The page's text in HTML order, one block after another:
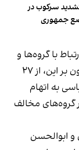
سرکوب در
جمهوری
با گروه‌ها و
رسانه‌های خارج از ایران شدت گرفته است. افزون بر این، از ۲۷
به اتهام
یا عضویت در گروه‌های مخالف
و ابوالحسن